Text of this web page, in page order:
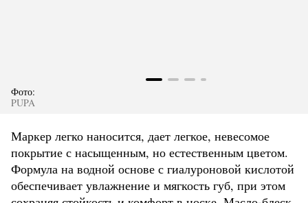
Фото:
PUPA
Маркер легко наносится, дает легкое, невесомое
покрытие с насыщенным, но естественным цветом.
Формула на водной основе с гиалуроновой кислотой
обеспечивает увлажнение и мягкость губ, при этом